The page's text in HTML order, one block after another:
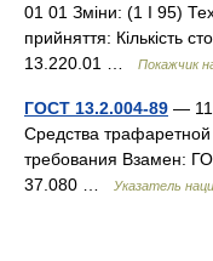
01 01 Зміни: (1 I 95)
прийняття: Кількість
13.220.01 …
Покажчик
ГОСТ 13.2.004-89 — 11
Средства
требования Взамен:
37.080 …
Указатель